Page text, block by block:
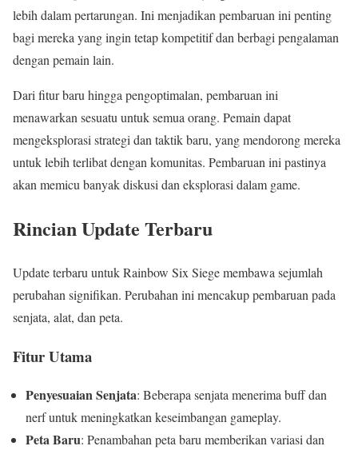
lebih dalam pertarungan. Ini menjadikan pembaruan ini penting
bagi mereka yang ingin tetap kompetitif dan berbagi pengalaman
dengan pemain lain.
Dari fitur baru hingga pengoptimalan, pembaruan ini
menawarkan sesuatu untuk semua orang. Pemain dapat
mengeksplorasi strategi dan taktik baru, yang mendorong mereka
untuk lebih terlibat dengan komunitas. Pembaruan ini pastinya
akan memicu banyak diskusi dan eksplorasi dalam game.
Rincian Update Terbaru
Update terbaru untuk Rainbow Six Siege membawa sejumlah
perubahan signifikan. Perubahan ini mencakup pembaruan pada
senjata, alat, dan peta.
Fitur Utama
Penyesuaian Senjata: Beberapa senjata menerima buff dan
nerf untuk meningkatkan keseimbangan gameplay.
Peta Baru: Penambahan peta baru memberikan variasi dan